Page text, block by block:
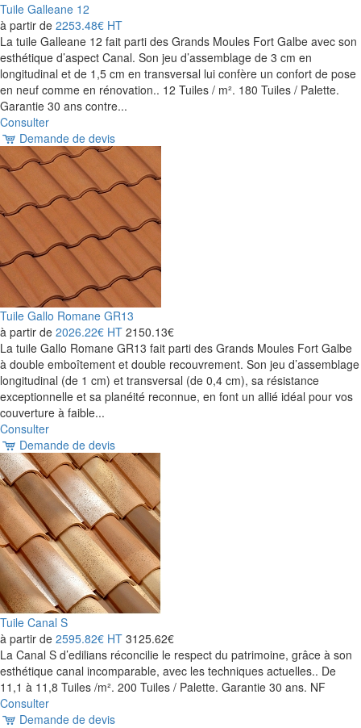
Tuile Galleane 12
à partir de 2253.48€ HT
La tuile Galleane 12 fait parti des Grands Moules Fort Galbe avec son
esthétique d’aspect Canal. Son jeu d’assemblage de 3 cm en
longitudinal et de 1,5 cm en transversal lui confère un confort de pose
en neuf comme en rénovation.. 12 Tuiles / m². 180 Tuiles / Palette.
Garantie 30 ans contre...
Consulter
Demande de devis
Tuile Gallo Romane GR13
à partir de 2026.22€ HT 2150.13€
La tuile Gallo Romane GR13 fait parti des Grands Moules Fort Galbe
à double emboîtement et double recouvrement. Son jeu d’assemblage
longitudinal (de 1 cm) et transversal (de 0,4 cm), sa résistance
exceptionnelle et sa planéité reconnue, en font un allié idéal pour vos
couverture à faible...
Consulter
Demande de devis
Tuile Canal S
à partir de 2595.82€ HT 3125.62€
La Canal S d’edilians réconcilie le respect du patrimoine, grâce à son
esthétique canal incomparable, avec les techniques actuelles.. De
11,1 à 11,8 Tuiles /m². 200 Tuiles / Palette. Garantie 30 ans. NF
Consulter
Demande de devis